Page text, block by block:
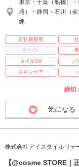
東京・千葉（船橋）
崎）・静岡・石川（
縄
正社員登用
学生OK
ネイルOK
ノ
スキンケア
締切
気になる
株式会社アイスタイルリテ
【@cosme STORE｜